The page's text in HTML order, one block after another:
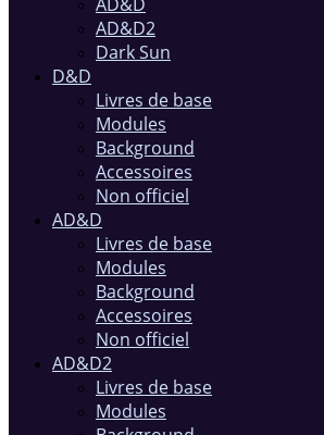
AD&D2
Dark Sun
D&D
Livres de base
Modules
Background
Accessoires
Non officiel
AD&D
Livres de base
Modules
Background
Accessoires
Non officiel
AD&D2
Livres de base
Modules